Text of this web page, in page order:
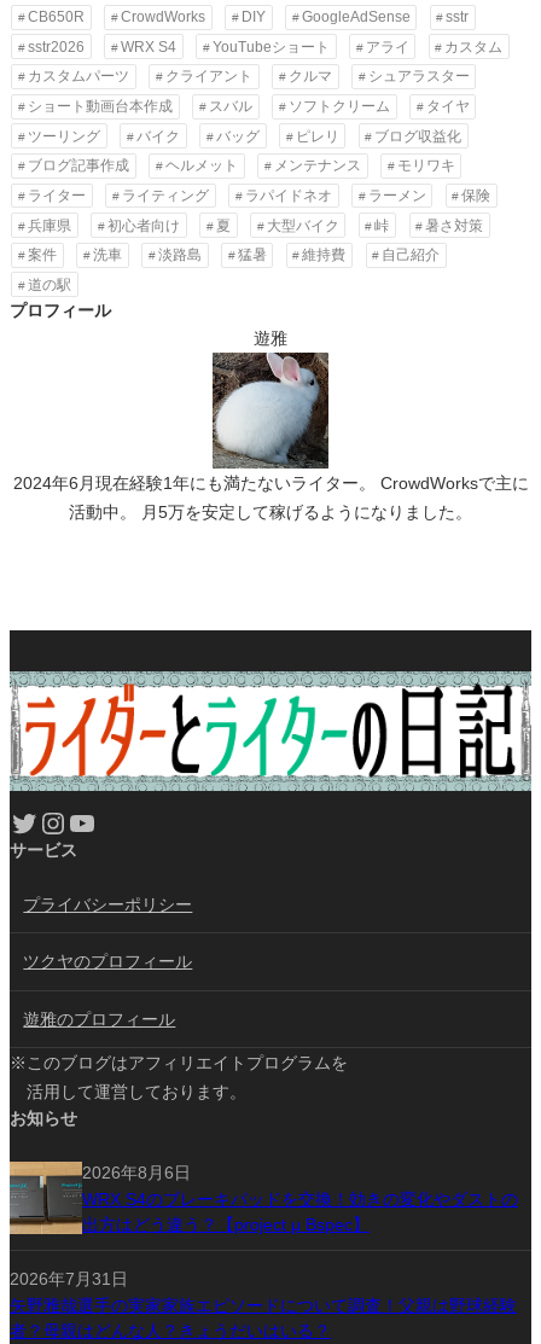
CB650R CrowdWorks DIY GoogleAdSense
sstr
sstr2026
WRX S4 YouTubeショート アライ
カスタム
カスタムパーツ
クライアント クルマ
シュアラスター
ショート動画台本作成
スバル ソフトクリーム
タイヤ
ツーリング
バイク バッグ ピレリ
ブログ収益化
ブログ記事作成
ヘルメット メンテナンス
モリワキ
ライター
ライティング ラパイドネオ ラーメン
保険
兵庫県
初心者向け 夏 大型バイク 峠
暑さ対策
案件
洗車 淡路島 猛暑 維持費
自己紹介
道の駅
プロフィール
遊雅
2024年6月現在経験1年にも満たないライター。 CrowdWorksで主に
活動中。 月5万を安定して稼げるようになりました。
Twitter Instagram YouTube
サービス
プライバシーポリシー
ツクヤのプロフィール
遊雅のプロフィール
※このブログはアフィリエイトプログラムを
活用して運営しております。
お知らせ
2026年8月6日
WRX S4のブレーキパッドを交換！効きの変化やダストの
出方はどう違う？【project μ Bspec】
2026年7月31日
矢野雅哉選手の実家家族エピソードについて調査！父親は野球経験
者？母親はどんな人？きょうだいはいる？